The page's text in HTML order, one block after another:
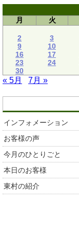
月
火
2
3
9
10
16
17
23
24
30
« 5月 7月 »
インフォメーション
お客様の声
今月のひとりごと
本日のお客様
東村の紹介